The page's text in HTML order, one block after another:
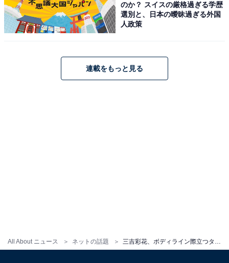
All About ニュース ネットの話題
のか？ スイスの厳格過ぎる学歴
選別と、日本の曖昧過ぎる外国
人政策
連載をもっと見る